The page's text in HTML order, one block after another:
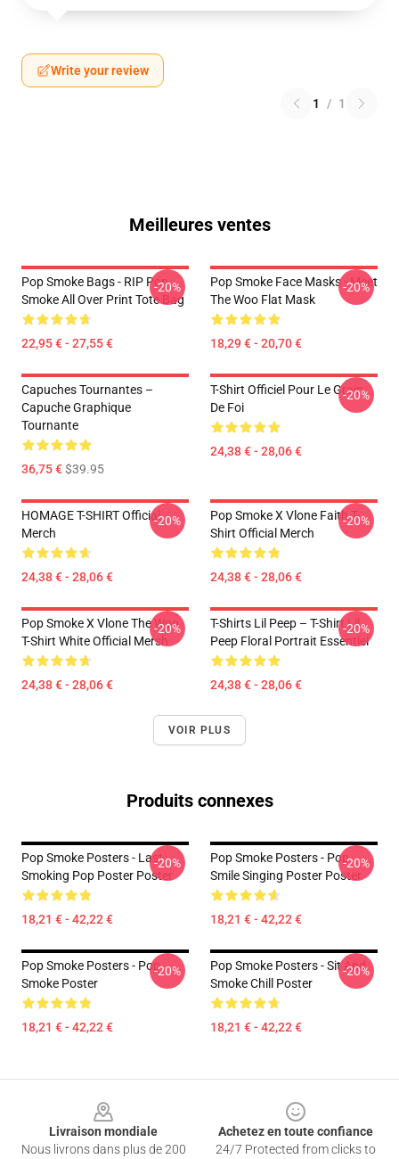
Write your review
1 / 1
Meilleures ventes
Pop Smoke Bags - RIP Pop
Smoke All Over Print Tote Bag
22,95 € - 27,55 €
-20%
Pop Smoke Face Masks - Meet
The Woo Flat Mask
18,29 € - 20,70 €
-20%
Capuches Tournantes –
Capuche Graphique
Tournante
36,75 €$39.95
T-Shirt Officiel Pour Le Grain
De Foi
24,38 € - 28,06 €
-20%
HOMAGE T-SHIRT Official
Merch
24,38 € - 28,06 €
-20%
Pop Smoke X Vlone Faith T-
Shirt Official Merch
24,38 € - 28,06 €
-20%
Pop Smoke X Vlone The Woo
T-Shirt White Official Mersh
24,38 € - 28,06 €
-20%
T-Shirts Lil Peep – T-Shirt Lil
Peep Floral Portrait Essentiel
24,38 € - 28,06 €
-20%
VOIR PLUS
Produits connexes
Pop Smoke Posters - Last
Smoking Pop Poster Poster
18,21 € - 42,22 €
-20%
Pop Smoke Posters - Pop
Smile Singing Poster Poster
18,21 € - 42,22 €
-20%
Pop Smoke Posters - Pop
Smoke Poster
18,21 € - 42,22 €
-20%
Pop Smoke Posters - Sit And
Smoke Chill Poster
18,21 € - 42,22 €
-20%
Livraison mondiale
Nous livrons dans plus de 200
Achetez en toute confiance
24/7 Protected from clicks to